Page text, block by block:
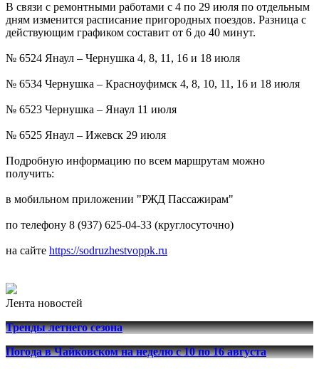
В связи с ремонтными работами с 4 по 29 июля по отдельным
дням изменится расписание пригородных поездов. Разница с
действующим графиком составит от 6 до 40 минут.
№ 6524 Янаул – Чернушка 4, 8, 11, 16 и 18 июля
№ 6534 Чернушка – Красноуфимск 4, 8, 10, 11, 16 и 18 июля
№ 6523 Чернушка – Янаул 11 июля
№ 6525 Янаул – Ижевск 29 июля
Подробную информацию по всем маршрутам можно
получить:
в мобильном приложении "РЖД Пассажирам"
по телефону 8 (937) 625-04-33 (круглосуточно)
на сайте https://sodruzhestvoppk.ru
Лента новостей
Тренды летнего сезона
Погода в Чайковском на неделю с 10 по 16 августа